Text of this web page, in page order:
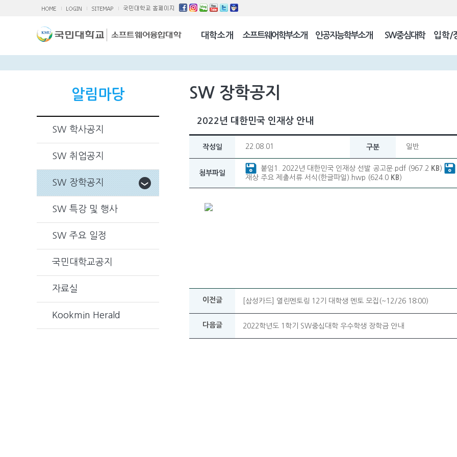
대학소개
소융대Q/A
찾아오시는 길 소프트웨어학부소개 인공지능학부소개 SW중심대학 입학/
알림마당
SW 학사공지
SW 취업공지
SW 장학공지
SW 특강 및 행사
SW 주요 일정
국민대학교공지
자료실
Kookmin Herald
SW 장학공지
2022년 대한민국 인재상 안내
작성일 22.08.01 구분 일반
첨부파일
붙임1. 2022년 대한민국 인재상 선발 공고문.pdf (967.2 KB )
재상 주요 제출서류 서식(한글파일).hwp (624.0 KB )
이전글 [삼성카드] 열린멘토링 12기 대학생 멘토 모집(~12/26 18:00)
다음글 2022학년도 1학기 SW중심대학 우수학생 장학금 안내